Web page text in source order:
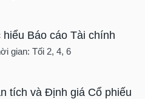
Báo cáo Tài chính
gian: Tối 2, 4, 6
tích và Định giá Cổ phiếu